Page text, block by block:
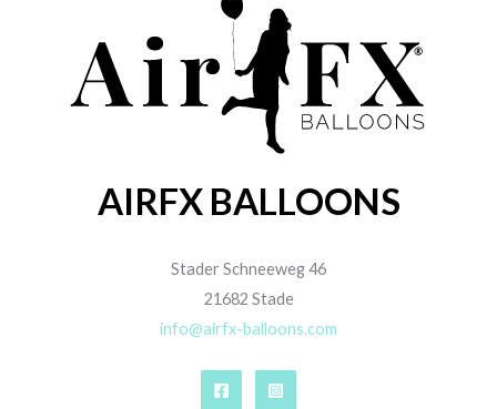
AIRFX BALLOONS
Stader Schneeweg 46
21682 Stade
info@airfx-balloons.com